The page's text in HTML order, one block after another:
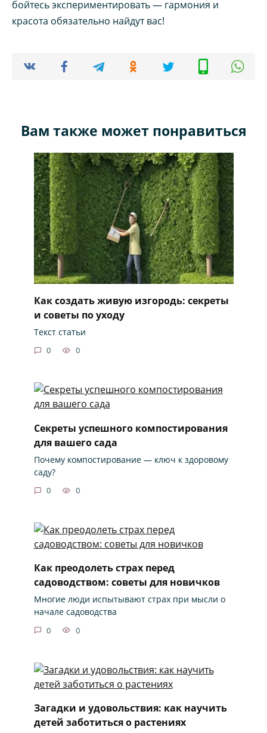
бойтесь экспериментировать — гармония и
красота обязательно найдут вас!
Вам также может понравиться
Как создать живую изгородь: секреты
и советы по уходу
Текст статьи
0 0
Секреты успешного компостирования
для вашего сада
Почему компостирование — ключ к здоровому
саду?
0 0
Как преодолеть страх перед
садоводством: советы для новичков
Многие люди испытывают страх при мысли о
начале садоводства
0 0
Загадки и удовольствия: как научить
детей заботиться о растениях